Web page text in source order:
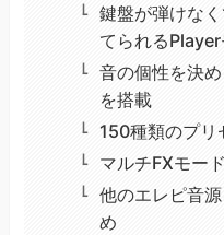
鍵盤が弾けな
てられる
音の個性を決
を搭載
150種類のプリ
マルチFXモー
他のエレピ音
め